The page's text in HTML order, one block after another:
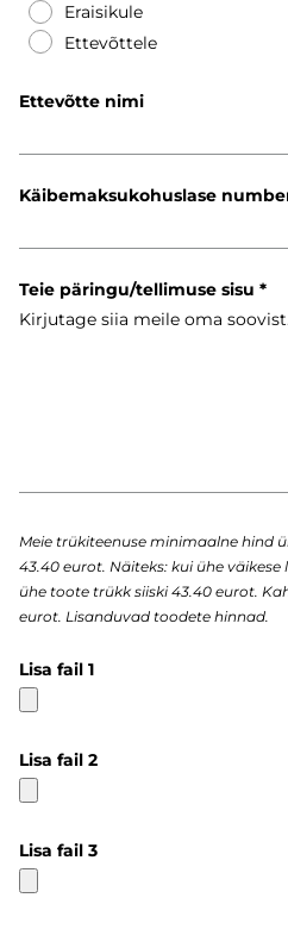
Eraisikule
Ettevõttele
Ettevõtte nimi
Käibemaksukohuslase
Teie päringu/tellimuse sisu
Meie trükiteenuse minimaalne hind
43.40 eurot. Näiteks: kui ühe
ühe toote trükk siiski 43.40 eurot.
eurot. Lisanduvad toodete hinnad.
Lisa fail 1
Lisa fail 2
Lisa fail 3